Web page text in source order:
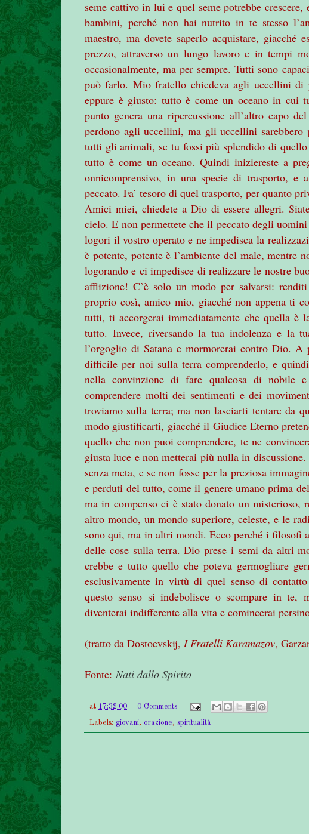
seme cattivo in lui e quel seme potrebbe
bambini, perché non hai nutrito in te stesso
maestro, ma dovete saperlo acquistare,
prezzo, attraverso un lungo lavoro e in tempi
occasionalmente, ma per sempre. Tutti sono
può farlo. Mio fratello chiedeva agli uccellini di
eppure è giusto: tutto è come un oceano in cui
punto genera una ripercussione all’altro capo
perdono agli uccellini, ma gli uccellini
tutti gli animali, se tu fossi più splendido di
tutto è come un oceano. Quindi iniziereste a
onnicomprensivo, in una specie di trasporto, e
peccato. Fa’ tesoro di quel trasporto, per quanto
Amici miei, chiedete a Dio di essere allegri.
cielo. E non permettete che il peccato degli
logori il vostro operato e ne impedisca la
è potente, potente è l’ambiente del male, mentre
logorando e ci impedisce di realizzare le nostre
afflizione! C’è solo un modo per salvarsi:
proprio così, amico mio, giacché non appena ti
tutti, ti accorgerai immediatamente che quella è
tutto. Invece, riversando la tua indolenza e la
l’orgoglio di Satana e mormorerai contro Dio. A
difficile per noi sulla terra comprenderlo, e
nella convinzione di fare qualcosa di
comprendere molti dei sentimenti e dei
troviamo sulla terra; ma non lasciarti tentare da
modo giustificarti, giacché il Giudice Eterno
quello che non puoi comprendere, te ne
giusta luce e non metterai più nulla in
senza meta, e se non fosse per la preziosa
e perduti del tutto, come il genere umano prima
ma in compenso ci è stato donato un misterioso,
altro mondo, un mondo superiore, celeste, e le
sono qui, ma in altri mondi. Ecco perché i filosofi
delle cose sulla terra. Dio prese i semi da altri
crebbe e tutto quello che poteva germogliare
esclusivamente in virtù di quel senso di
questo senso si indebolisce o scompare in
diventerai indifferente alla vita e comincerai
(tratto da Dostoevskij, I Fratelli Karamazov,
Fonte: Nati dallo Spirito
at 17:32:00 0 Comments
Labels: giovani, orazione, spiritualità